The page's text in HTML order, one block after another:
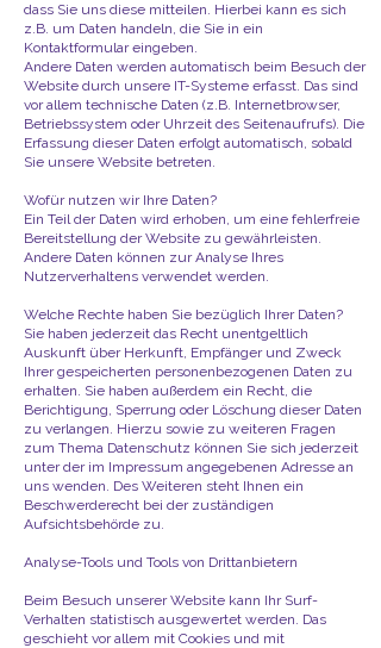
dass Sie uns diese mitteilen. Hierbei kann es sich
z.B. um Daten handeln, die Sie in ein
Kontaktformular eingeben.
Andere Daten werden automatisch beim Besuch der
Website durch unsere IT-Systeme erfasst. Das sind
vor allem technische Daten (z.B. Internetbrowser,
Betriebssystem oder Uhrzeit des Seitenaufrufs). Die
Erfassung dieser Daten erfolgt automatisch, sobald
Sie unsere Website betreten.
Wofür nutzen wir Ihre Daten?
Ein Teil der Daten wird erhoben, um eine fehlerfreie
Bereitstellung der Website zu gewährleisten.
Andere Daten können zur Analyse Ihres
Nutzerverhaltens verwendet werden.
Welche Rechte haben Sie bezüglich Ihrer Daten?
Sie haben jederzeit das Recht unentgeltlich
Auskunft über Herkunft, Empfänger und Zweck
Ihrer gespeicherten personenbezogenen Daten zu
erhalten. Sie haben außerdem ein Recht, die
Berichtigung, Sperrung oder Löschung dieser Daten
zu verlangen. Hierzu sowie zu weiteren Fragen
zum Thema Datenschutz können Sie sich jederzeit
unter der im Impressum angegebenen Adresse an
uns wenden. Des Weiteren steht Ihnen ein
Beschwerderecht bei der zuständigen
Aufsichtsbehörde zu.
Analyse-Tools und Tools von Drittanbietern
Beim Besuch unserer Website kann Ihr Surf-
Verhalten statistisch ausgewertet werden. Das
geschieht vor allem mit Cookies und mit